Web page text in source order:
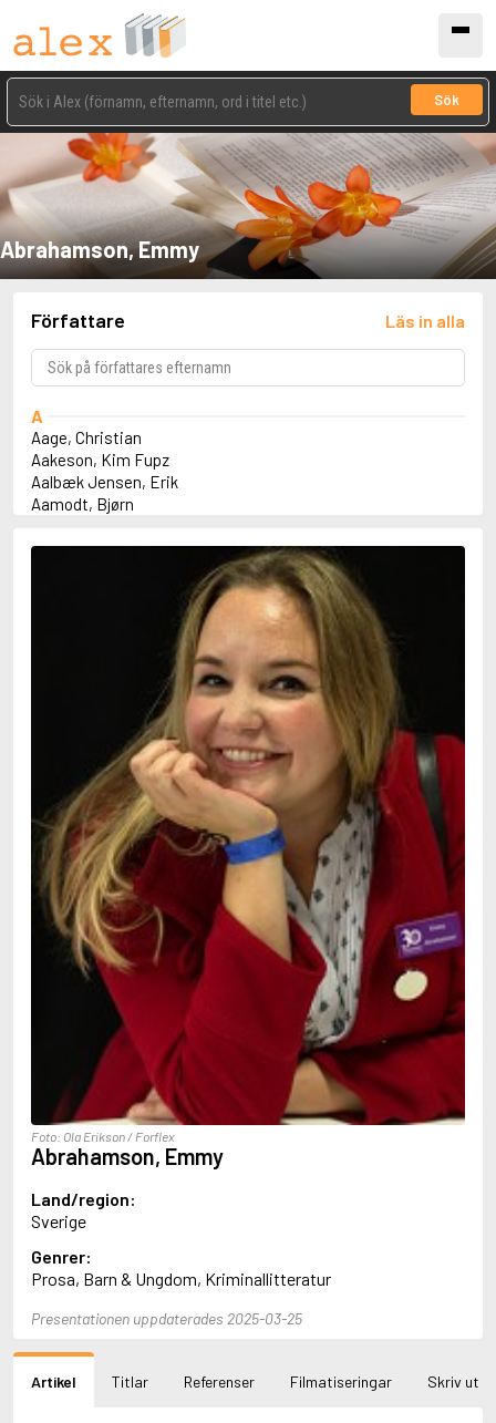
Sök
Abrahamson, Emmy
Författare Läs in alla
A
Aage, Christian
Aakeson, Kim Fupz
Aalbæk Jensen, Erik
Aamodt, Bjørn
Abbey, Kieran
Abdel-Fattah, Randa
Abgarjan, Narine
Abish, Walter
Aboulela, Leila
Abrahams, Peter (f. 1919)
Abrahams, Peter (f. 1947)
Abrahamson, Emmy
Abse, Dannie
Abu-Jaber, Diana
Abulhawa, Susan
Aburas, Lone
Achebe, Chinua
Achmatova, Anna
Aciman, André
Ackebo, Lena
Acker, Kathy
Ackroyd, Peter
Adam de la Halle
Adamov, Arthur
Adams, Douglas
Adams, Herbert
Adams, Jane
Adams, Richard
Adbåge, Emma
Adbåge, Lisen
Adelborg, Ottilia
Adiga, Aravind
Adnan, Etel
Foto: Ola Erikson / Forflex
Abrahamson, Emmy
Land/region:
Sverige
Genrer:
Prosa, Barn & Ungdom, Kriminallitteratur
Presentationen uppdaterades 2025-03-25
Artikel Titlar Referenser Filmatiseringar Skriv ut